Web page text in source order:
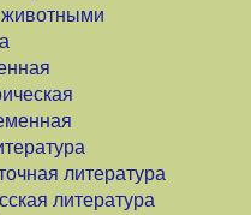
литература
литература